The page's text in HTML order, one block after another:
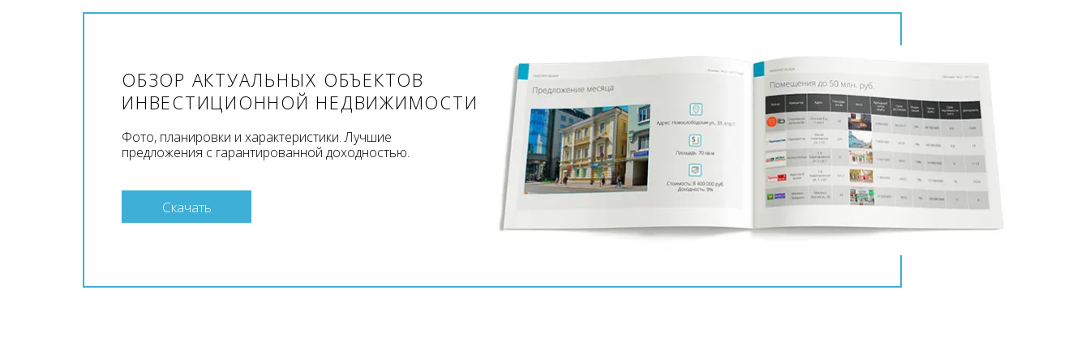
ОБЗОР АКТУАЛЬНЫХ ОБЪЕКТОВ
ИНВЕСТИЦИОННОЙ НЕДВИЖИМОСТИ
Фото, планировки и характеристики. Лучшие
предложения с гарантированной доходностью.
Скачать